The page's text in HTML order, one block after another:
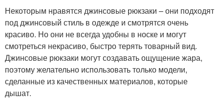
Некоторым нравятся джинсовые рюкзаки – они подходят
под джинсовый стиль в одежде и смотрятся очень
красиво. Но они не всегда удобны в носке и могут
смотреться некрасиво, быстро терять товарный вид.
Джинсовые рюкзаки могут создавать ощущение жара,
поэтому желательно использовать только модели,
сделанные из качественных материалов, которые
дышат.